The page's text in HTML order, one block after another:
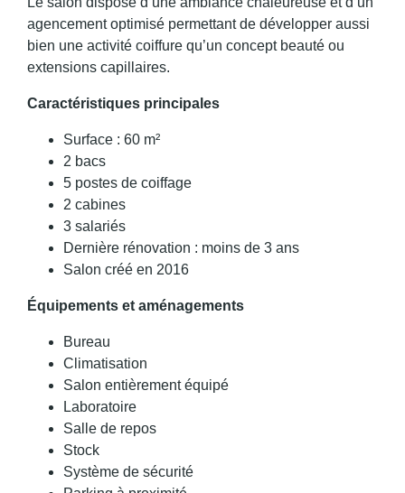
agencement optimisé permettant de développer aussi
bien une activité coiffure qu’un concept beauté ou
extensions capillaires.
Caractéristiques principales
Surface : 60 m²
2 bacs
5 postes de coiffage
2 cabines
3 salariés
Dernière rénovation : moins de 3 ans
Salon créé en 2016
Équipements et aménagements
Bureau
Climatisation
Salon entièrement équipé
Laboratoire
Salle de repos
Stock
Système de sécurité